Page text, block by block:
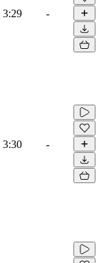
3:29 -
3:30 -